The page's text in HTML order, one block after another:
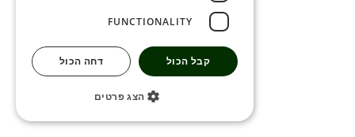
FUNCTIONALITY
קבל הכול דחה הכול
הצג פרטים